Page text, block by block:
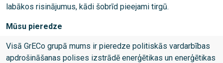
labākos risinājumus, kādi šobrīd pieejami tirgū.
Mūsu pieredze
Visā GrECo grupā mums ir pieredze politiskās vardarbības
apdrošināšanas polises izstrādē enerģētikas un enerģētikas